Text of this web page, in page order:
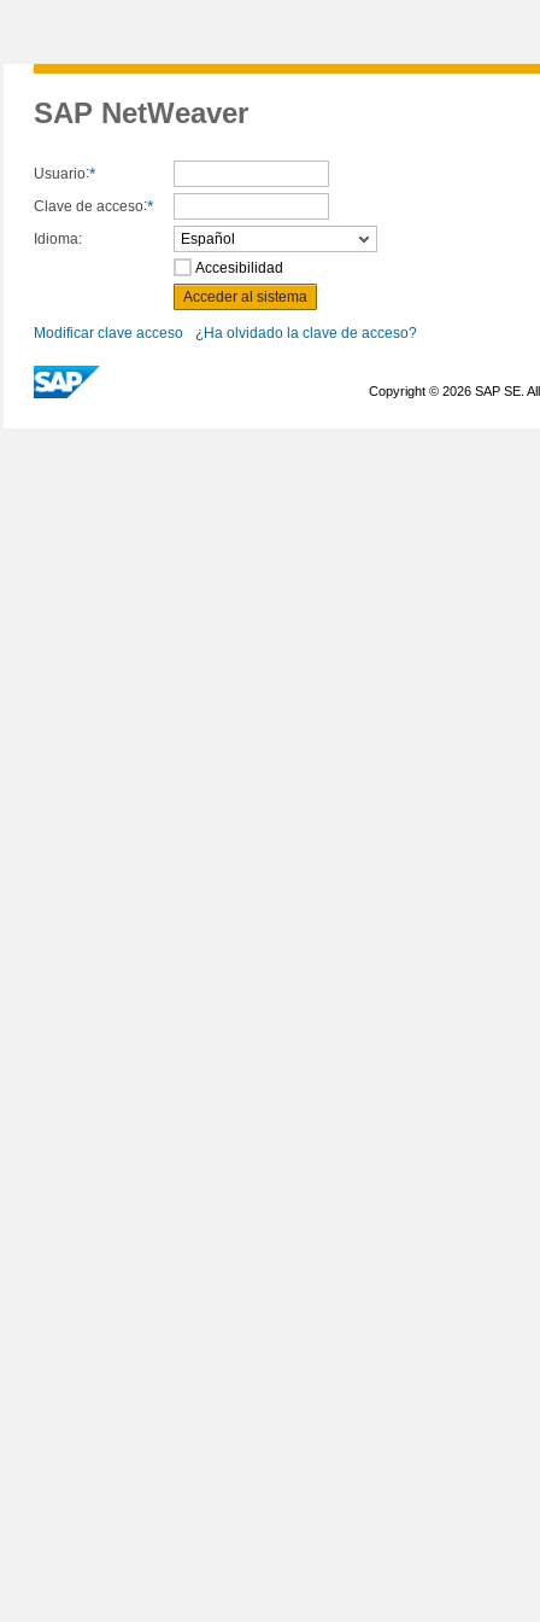
SAP NetWeaver
Usuario
Clave de acceso
Idioma
Accesibilidad
Acceder al sistema
Modificar clave acceso ¿Ha olvidado la clave de acceso?
Copyright © 2026 SAP SE.